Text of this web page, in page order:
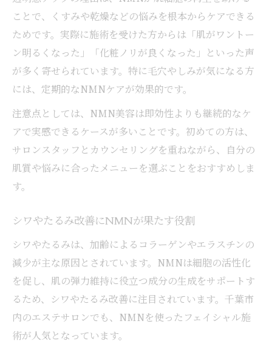
NMNがもたらす身体と心への美容効果
美容クリニックで選ばれるNMNの魅力
疲労やたるみ改善に選ばれるNMN点滴とは
疲れやすさに悩む方へNMN点滴の魅力
たるみ改善ケアとしてNMN点滴が選ばれる
理由
NMN点滴体験者のビフォーアフターの実感
NMN点滴で期待できる全身の変化とは
美容目的で支持されるNMN点滴の特徴
効果だけでなくNMN美容のリスクも知ろう
NMN美容で後悔しないための注意点
NMN点滴とサプリの安全性と比較
NMN点滴は効果ない？真実を徹底検証
NMN点滴とサプリ、それぞれの特徴比較
NMN点滴とサプリの違いをわかりやすく解
ことで、くすみや乾燥などの悩みを根本からケアできる
ためです。実際に施術を受けた方からは「肌がワントー
ン明るくなった」「化粧ノリが良くなった」といった声
が多く寄せられています。特に毛穴やしみが気になる方
には、定期的なNMNケアが効果的です。
注意点としては、NMN美容は即効性よりも継続的なケ
アで実感できるケースが多いことです。初めての方は、
サロンスタッフとカウンセリングを重ねながら、自分の
肌質や悩みに合ったメニューを選ぶことをおすすめしま
す。
シワやたるみ改善にNMNが果たす役割
シワやたるみは、加齢によるコラーゲンやエラスチンの
減少が主な原因とされています。NMNは細胞の活性化
を促し、肌の弾力維持に役立つ成分の生成をサポートす
るため、シワやたるみ改善に注目されています。千葉市
内のエステサロンでも、NMNを使ったフェイシャル施
術が人気となっています。